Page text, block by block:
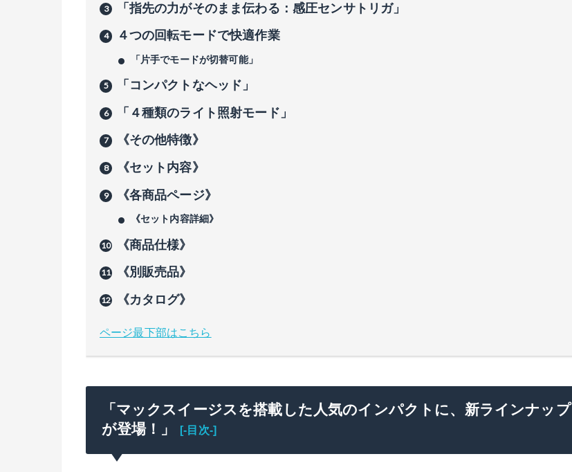
「指先の力がそのまま伝わる：感圧センサトリガ」
４つの回転モードで快適作業
「片手でモードが切替可能」
「コンパクトなヘッド」
「４種類のライト照射モード」
《その他特徴》
《セット内容》
《各商品ページ》
《セット内容詳細》
《商品仕様》
《別販売品》
《カタログ》
ページ最下部はこちら
「マックスイージスを搭載した人気のインパクトに、新ラインナップ
が登場！」
[-目次-]